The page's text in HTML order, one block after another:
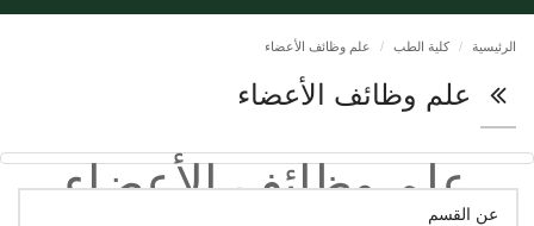
الرئيسية كلية الطب علم وظائف الأعضاء
علم وظائف الأعضاء
علم وظائف الأعضاء
عن القسم